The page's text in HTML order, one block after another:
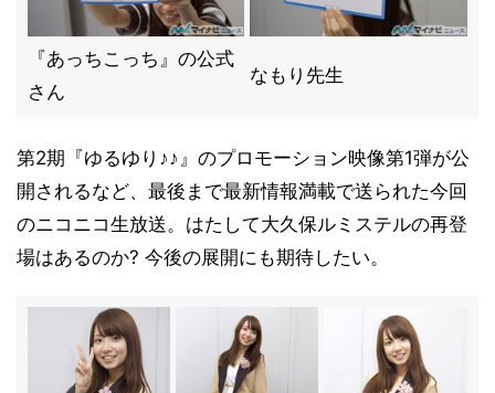
『あっちこっち』の公式
さん
なもり先生
第2期『ゆるゆり♪♪』のプロモーション映像第1弾が公
開されるなど、最後まで最新情報満載で送られた今回
のニコニコ生放送。はたして大久保ルミステルの再登
場はあるのか? 今後の展開にも期待したい。